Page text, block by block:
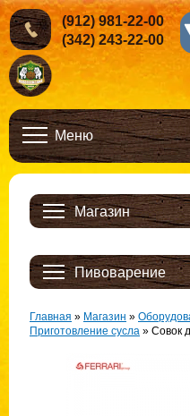
(912) 981-22-00
(342) 243-22-00
Меню
Магазин
Пивоварение
Главная » Магазин »
Приготовление сусла » Совок